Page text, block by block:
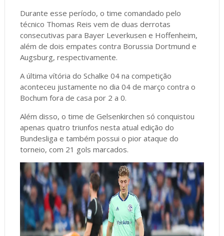
Durante esse período, o time comandado pelo
técnico Thomas Reis vem de duas derrotas
consecutivas para Bayer Leverkusen e Hoffenheim,
além de dois empates contra Borussia Dortmund e
Augsburg, respectivamente.
A última vítória do Schalke 04 na competição
aconteceu justamente no dia 04 de março contra o
Bochum fora de casa por 2 a 0.
Além disso, o time de Gelsenkirchen só conquistou
apenas quatro triunfos nesta atual edição do
Bundesliga e também possui o pior ataque do
torneio, com 21 gols marcados.